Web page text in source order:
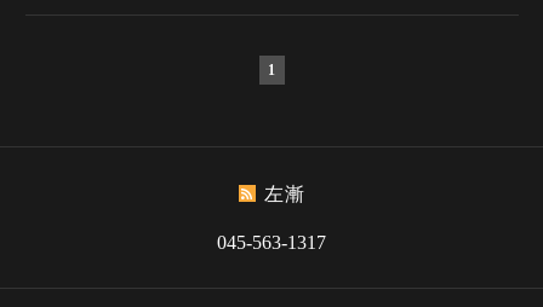
1
左漸
045-563-1317